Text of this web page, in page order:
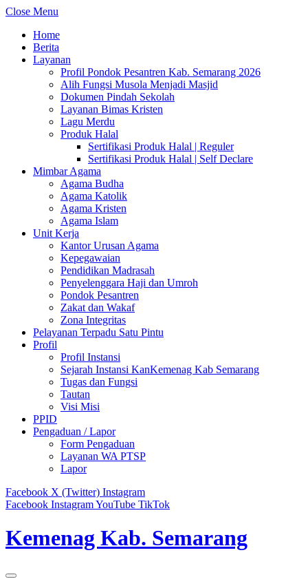
Close Menu
Home
Berita
Layanan
Profil Pondok Pesantren Kab. Semarang 2026
Alih Fungsi Musola Menjadi Masjid
Dokumen Pindah Sekolah
Layanan Bimas Kristen
Lagu Merdu
Produk Halal
Sertifikasi Produk Halal | Reguler
Sertifikasi Produk Halal | Self Declare
Mimbar Agama
Agama Budha
Agama Katolik
Agama Kristen
Agama Islam
Unit Kerja
Kantor Urusan Agama
Kepegawaian
Pendidikan Madrasah
Penyelenggara Haji dan Umroh
Pondok Pesantren
Zakat dan Wakaf
Zona Integritas
Pelayanan Terpadu Satu Pintu
Profil
Profil Instansi
Sejarah Instansi KanKemenag Kab Semarang
Tugas dan Fungsi
Tautan
Visi Misi
PPID
Pengaduan / Lapor
Form Pengaduan
Layanan WA PTSP
Lapor
Facebook X (Twitter) Instagram
Facebook InstagramYouTube TikTok
Kemenag Kab. Semarang